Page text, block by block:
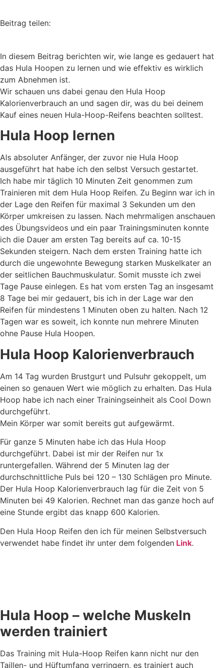
Beitrag teilen:
In diesem Beitrag berichten wir, wie lange es gedauert hat
das Hula Hoopen zu lernen und wie effektiv es wirklich
zum Abnehmen ist.
Wir schauen uns dabei genau den Hula Hoop
Kalorienverbrauch an und sagen dir, was du bei deinem
Kauf eines neuen Hula-Hoop-Reifens beachten solltest.
Hula Hoop lernen
Als absoluter Anfänger, der zuvor nie Hula Hoop
ausgeführt hat habe ich den selbst Versuch gestartet.
Ich habe mir täglich 10 Minuten Zeit genommen zum
Trainieren mit dem Hula Hoop Reifen. Zu Beginn war ich in
der Lage den Reifen für maximal 3 Sekunden um den
Körper umkreisen zu lassen. Nach mehrmaligen anschauen
des Übungsvideos und ein paar Trainingsminuten konnte
ich die Dauer am ersten Tag bereits auf ca. 10-15
Sekunden steigern. Nach dem ersten Training hatte ich
durch die ungewohnte Bewegung starken Muskelkater an
der seitlichen Bauchmuskulatur. Somit musste ich zwei
Tage Pause einlegen. Es hat vom ersten Tag an insgesamt
8 Tage bei mir gedauert, bis ich in der Lage war den
Reifen für mindestens 1 Minuten oben zu halten. Nach 12
Tagen war es soweit, ich konnte nun mehrere Minuten
ohne Pause Hula Hoopen.
Hula Hoop Kalorienverbrauch
Am 14 Tag wurden Brustgurt und Pulsuhr gekoppelt, um
einen so genauen Wert wie möglich zu erhalten. Das Hula
Hoop habe ich nach einer Trainingseinheit als Cool Down
durchgeführt.
Mein Körper war somit bereits gut aufgewärmt.
Für ganze 5 Minuten habe ich das Hula Hoop
durchgeführt. Dabei ist mir der Reifen nur 1x
runtergefallen. Während der 5 Minuten lag der
durchschnittliche Puls bei 120 – 130 Schlägen pro Minute.
Der Hula Hoop Kalorienverbrauch lag für die Zeit von 5
Minuten bei 49 Kalorien. Rechnet man das ganze hoch auf
eine Stunde ergibt das knapp 600 Kalorien.
Den Hula Hoop Reifen den ich für meinen Selbstversuch
verwendet habe findet ihr unter dem folgenden Link.
Hula Hoop – welche Muskeln
werden trainiert
Das Training mit Hula-Hoop Reifen kann nicht nur den
Taillen- und Hüftumfang verringern, es trainiert auch